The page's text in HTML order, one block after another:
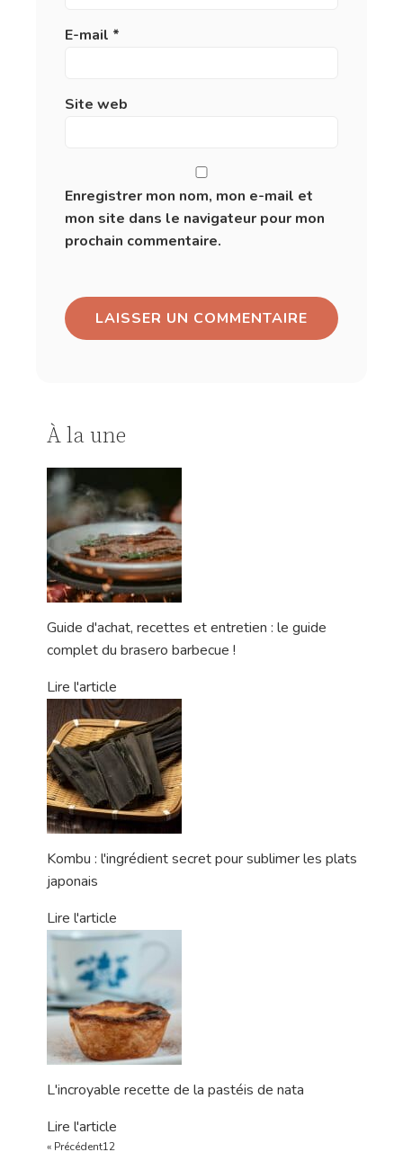
E-mail *
Site web
Enregistrer mon nom, mon e-mail et
mon site dans le navigateur pour mon
prochain commentaire.
À la une
Guide d'achat, recettes et entretien : le guide
complet du brasero barbecue !
Lire l'article
Kombu : l'ingrédient secret pour sublimer les plats
japonais
Lire l'article
L'incroyable recette de la pastéis de nata
Lire l'article
« Précédent12